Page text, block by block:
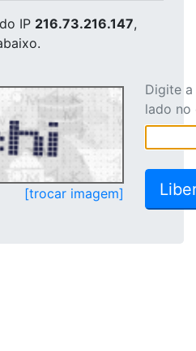
do IP 216.73.216.147,
[trocar imagem]
Digite
lado no